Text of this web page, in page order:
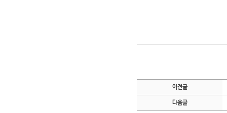
이전글
다음글